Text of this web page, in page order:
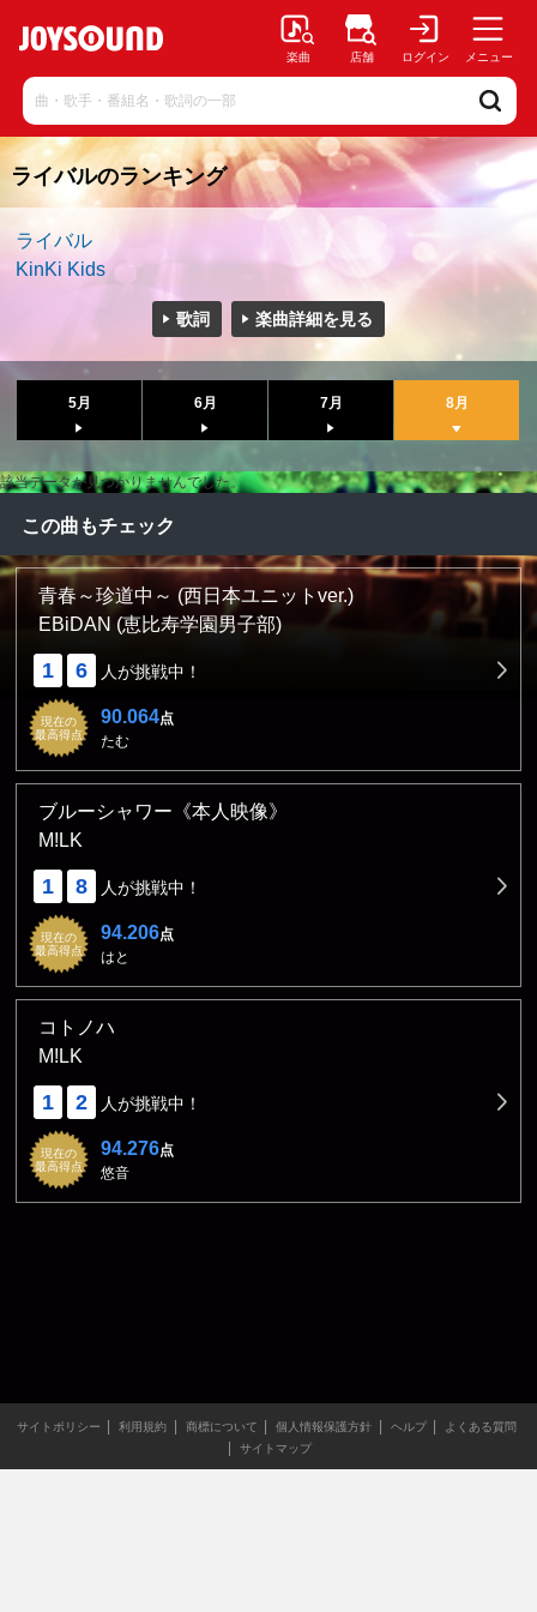
楽曲 店舗 ログイン メニュー
ライバルのランキング
ライバル
KinKi Kids
歌詞 楽曲詳細を見る
5月 6月 7月 8月
該当データが見つかりませんでした。
この曲もチェック
青春～珍道中～ (西日本ユニットver.)
EBiDAN (恵比寿学園男子部)
1 6 人が挑戦中！
現在の
最高得点
90.064点
たむ
ブルーシャワー《本人映像》
M!LK
1 8 人が挑戦中！
現在の
最高得点
94.206点
はと
コトノハ
M!LK
1 2 人が挑戦中！
現在の
最高得点
94.276点
悠音
サイトポリシー 利用規約 商標について 個人情報保護方針 ヘルプ
よくある質問
サイトマップ